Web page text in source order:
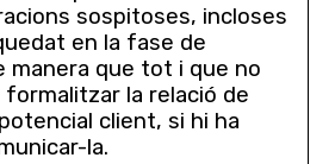
sospitoses, incloses
en la fase de
manera que tot i que no
formalitzar la relació de
client, si hi ha
la.